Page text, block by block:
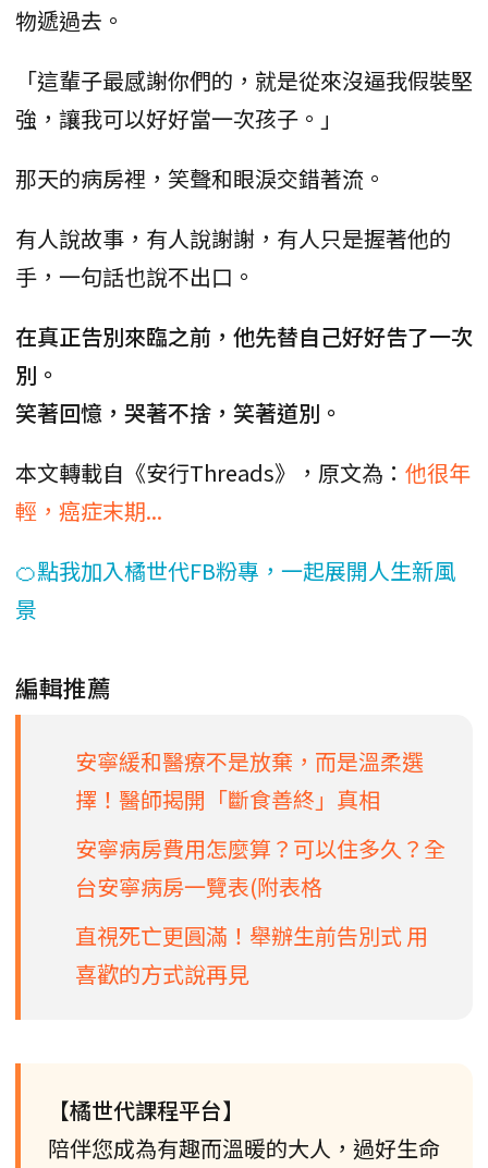
物遞過去。
「這輩子最感謝你們的，就是從來沒逼我假裝堅
強，讓我可以好好當一次孩子。」
那天的病房裡，笑聲和眼淚交錯著流。
有人說故事，有人說謝謝，有人只是握著他的
手，一句話也說不出口。
在真正告別來臨之前，他先替自己好好告了一次
別。
笑著回憶，哭著不捨，笑著道別。
本文轉載自《安行Threads》，原文為： 他很年
輕，癌症末期...
🍊點我加入橘世代FB粉專，一起展開人生新風
景
編輯推薦
安寧緩和醫療不是放棄，而是溫柔選
擇！醫師揭開「斷食善終」真相
安寧病房費用怎麼算？可以住多久？全
台安寧病房一覽表(附表格
直視死亡更圓滿！舉辦生前告別式 用
喜歡的方式說再見
【橘世代課程平台】
陪伴您成為有趣而溫暖的大人，過好生命